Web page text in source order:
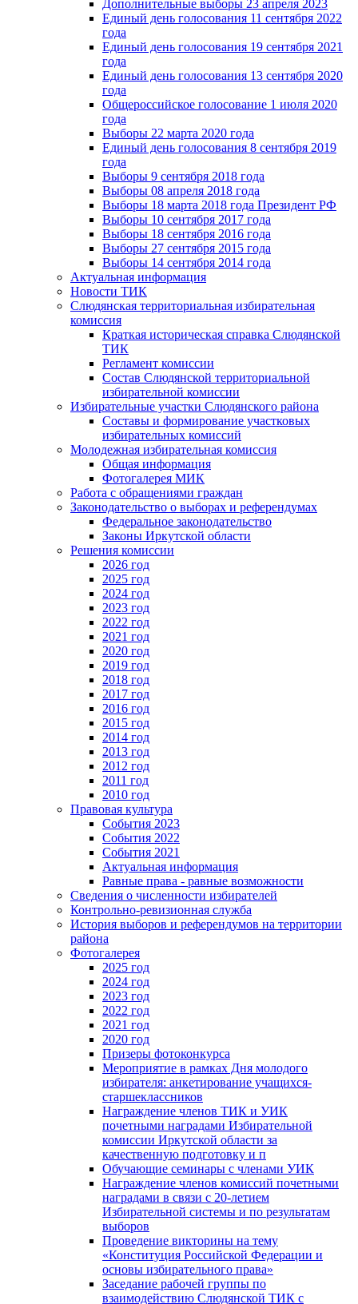
Дополнительные выборы 23 апреля 2023
Единый день голосования 11 сентября 2022
года
Единый день голосования 19 сентября 2021
года
Единый день голосования 13 сентября 2020
года
Общероссийское голосование 1 июля 2020
года
Выборы 22 марта 2020 года
Единый день голосования 8 сентября 2019
года
Выборы 9 сентября 2018 года
Выборы 08 апреля 2018 года
Выборы 18 марта 2018 года Президент РФ
Выборы 10 сентября 2017 года
Выборы 18 сентября 2016 года
Выборы 27 сентября 2015 года
Выборы 14 сентября 2014 года
Актуальная информация
Новости ТИК
Слюдянская территориальная избирательная
комиссия
Краткая историческая справка Слюдянской
ТИК
Регламент комиссии
Состав Слюдянской территориальной
избирательной комиссии
Избирательные участки Слюдянского района
Составы и формирование участковых
избирательных комиссий
Молодежная избирательная комиссия
Общая информация
Фотогалерея МИК
Работа с обращениями граждан
Законодательство о выборах и референдумах
Федеральное законодательство
Законы Иркутской области
Решения комиссии
2026 год
2025 год
2024 год
2023 год
2022 год
2021 год
2020 год
2019 год
2018 год
2017 год
2016 год
2015 год
2014 год
2013 год
2012 год
2011 год
2010 год
Правовая культура
События 2023
События 2022
События 2021
Актуальная информация
Равные права - равные возможности
Сведения о численности избирателей
Контрольно-ревизионная служба
История выборов и референдумов на территории
района
Фотогалерея
2025 год
2024 год
2023 год
2022 год
2021 год
2020 год
Призеры фотоконкурса
Мероприятие в рамках Дня молодого
избирателя: анкетирование учащихся-
старшеклассников
Награждение членов ТИК и УИК
почетными наградами Избирательной
комиссии Иркутской области за
качественную подготовку и п
Обучающие семинары с членами УИК
Награждение членов комиссий почетными
наградами в связи с 20-летием
Избирательной системы и по результатам
выборов
Проведение викторины на тему
«Конституция Российской Федерации и
основы избирательного права»
Заседание рабочей группы по
взаимодействию Слюдянской ТИК с